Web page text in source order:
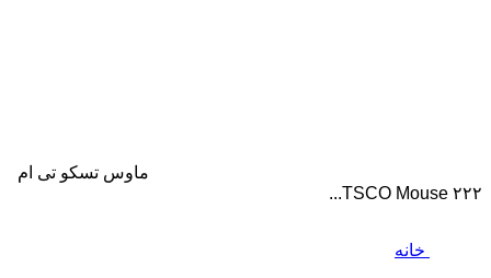
ماوس تسکو تی ام